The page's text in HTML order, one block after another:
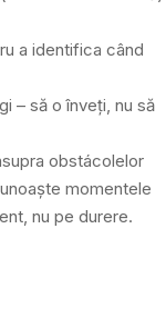
a identifica când
– să o înveți, nu să
obstácolelor
momentele
nu pe durere.